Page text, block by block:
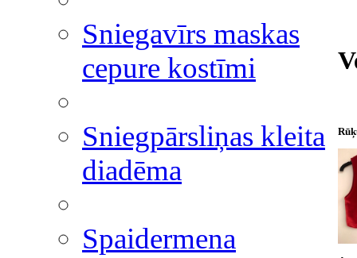
Sniegavīrs maskas
cepure kostīmi
Sniegpārsliņas kleita
diadēma
Spaidermena